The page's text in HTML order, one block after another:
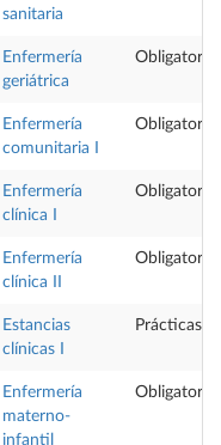
sanitaria
Enfermería
geriátrica
Obligatoria
Enfermería
comunitaria I
Obligatoria
Enfermería
clínica I
Obligatoria
Enfermería
clínica II
Obligatoria
Estancias
clínicas I
Prácticas
Enfermería
materno-
infantil
Obligatoria